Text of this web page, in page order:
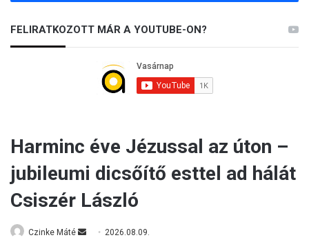
FELIRATKOZOTT MÁR A YOUTUBE-ON?